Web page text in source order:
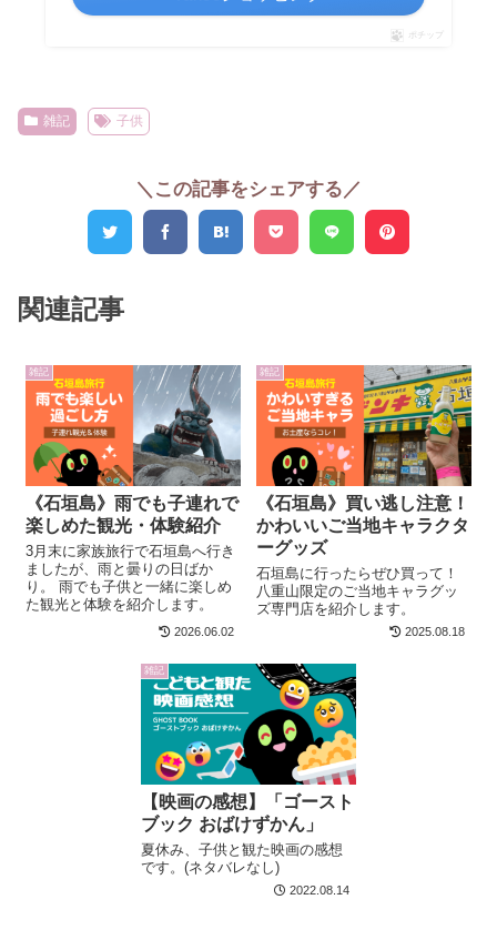
ポチップ
雑記 子供
＼この記事をシェアする／
関連記事
雑記
《石垣島》雨でも子連れで
楽しめた観光・体験紹介
3月末に家族旅行で石垣島へ行き
ましたが、雨と曇りの日ばか
り。 雨でも子供と一緒に楽しめ
た観光と体験を紹介します。
2026.06.02
雑記
《石垣島》買い逃し注意！
かわいいご当地キャラクタ
ーグッズ
石垣島に行ったらぜひ買って！
八重山限定のご当地キャラグッ
ズ専門店を紹介します。
2025.08.18
雑記
【映画の感想】「ゴースト
ブック おばけずかん」
夏休み、子供と観た映画の感想
です。(ネタバレなし)
2022.08.14